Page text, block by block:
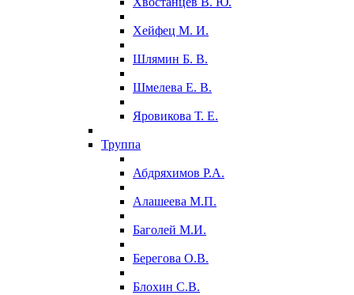
Хейфец М. И.
Шлямин Б. В.
Шмелева Е. В.
Яровикова Т. Е.
Труппа
Абдряхимов Р.А.
Алашеева М.П.
Баголей М.И.
Берегова О.В.
Блохин С.В.